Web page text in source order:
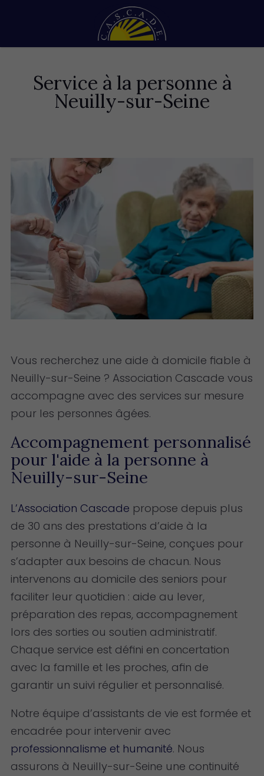
Service à la personne à
Neuilly-sur-Seine
Vous recherchez une aide à domicile fiable à
Neuilly-sur-Seine ? Association Cascade vous
accompagne avec des services sur mesure
pour les personnes âgées.
Accompagnement personnalisé
pour l'aide à la personne à
Neuilly-sur-Seine
L’Association Cascade propose depuis plus
de 30 ans des prestations d’aide à la
personne à Neuilly-sur-Seine, conçues pour
s’adapter aux besoins de chacun. Nous
intervenons au domicile des seniors pour
faciliter leur quotidien : aide au lever,
préparation des repas, accompagnement
lors des sorties ou soutien administratif.
Chaque service est défini en concertation
avec la famille et les proches, afin de
garantir un suivi régulier et personnalisé.
Notre équipe d’assistants de vie est formée et
encadrée pour intervenir avec
professionnalisme et humanité. Nous
assurons à Neuilly-sur-Seine une continuité